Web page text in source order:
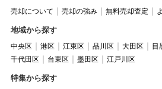
売却について 売却の強み 無料売却査定
地域から探す
中央区 港区 江東区 品川区 大田区 目
千代田区
台東区 墨田区 江戸川区
特集から探す